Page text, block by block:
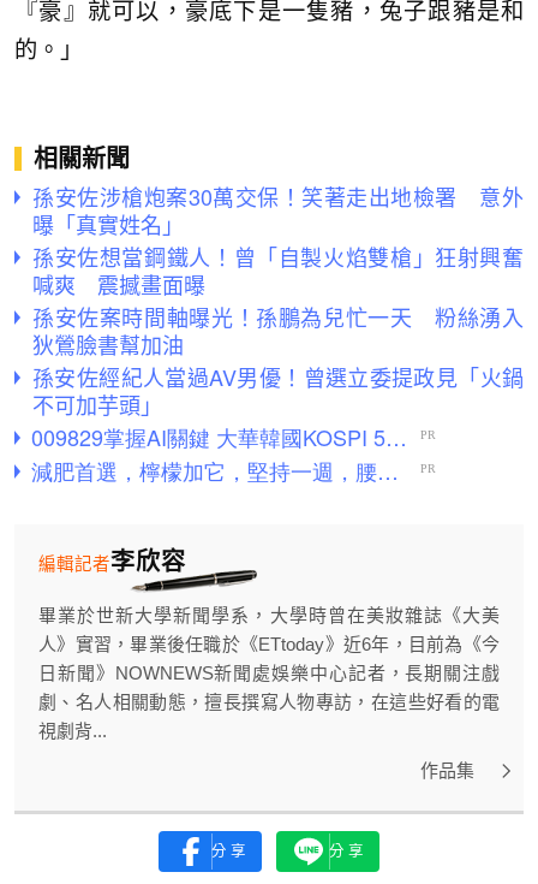
『豪』就可以，豪底下是一隻豬，兔子跟豬是和
的。」
相關新聞
孫安佐涉槍炮案30萬交保！笑著走出地檢署 意外
曝「真實姓名」
孫安佐想當鋼鐵人！曾「自製火焰雙槍」狂射興奮
喊爽 震撼畫面曝
孫安佐案時間軸曝光！孫鵬為兒忙一天 粉絲湧入
狄鶯臉書幫加油
孫安佐經紀人當過AV男優！曾選立委提政見「火鍋
不可加芋頭」
李欣容
編輯記者
畢業於世新大學新聞學系，大學時曾在美妝雜誌《大美
人》實習，畢業後任職於《ETtoday》近6年，目前為《今
日新聞》NOWNEWS新聞處娛樂中心記者，長期關注戲
劇、名人相關動態，擅長撰寫人物專訪，在這些好看的電
視劇背...
作品集
分享 分享